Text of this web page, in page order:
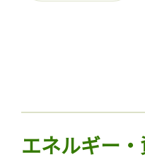
エネルギー